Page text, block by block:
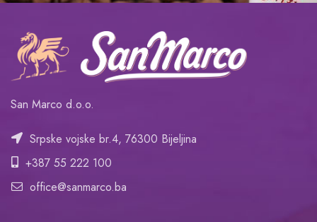
San Marco d.o.o.
Srpske vojske br.4, 76300 Bijeljina
+387 55 222 100
office@sanmarco.ba